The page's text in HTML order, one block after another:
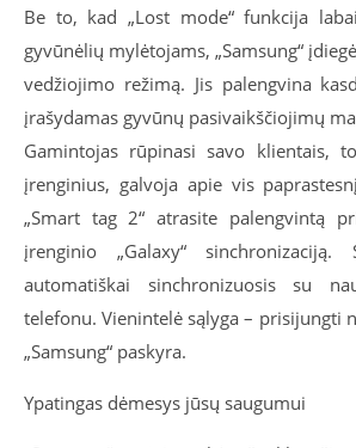
Be to, kad „Lost mode“ funkcija
gyvūnėlių mylėtojams, „Samsung“
vedžiojimo režimą. Jis palengvina
įrašydamas gyvūnų pasivaikščiojimų
Gamintojas rūpinasi savo klientais,
įrenginius, galvoja apie vis
„Smart tag 2“ atrasite palengvintą
įrenginio „Galaxy“ sinchronizaciją.
automatiškai sinchronizuosis su
telefonu. Vienintelė sąlyga – prisijungti
„Samsung“ paskyra.
Ypatingas dėmesys jūsų saugumui